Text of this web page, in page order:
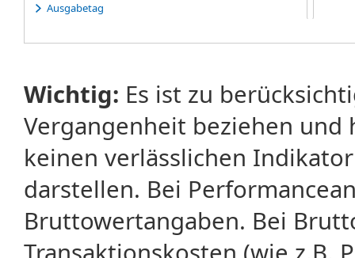
Ausgabetag
Ausübungserklärung
Ausübungsrecht
Ausübungstag
Average-Rate-Warrants
Average-Strike-Warrants
Wichtig: Es ist zu
Vergangenheit beziehen
keinen verlässlichen
darstellen. Bei
Bruttowertangaben. Bei